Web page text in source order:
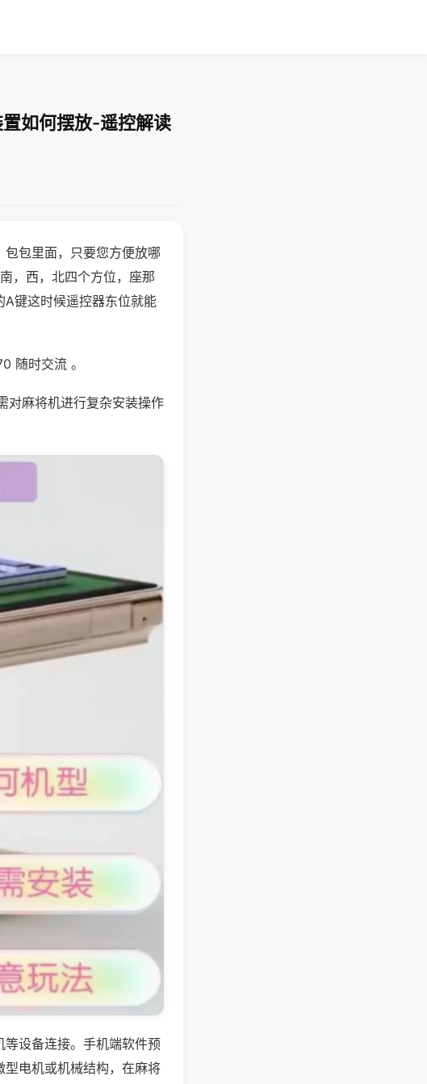
如何摆放-遥控解读
包里面，只要您方便放哪
，西，北四个方位，座那
键这时候遥控器东位就能
随时交流 。
对麻将机进行复杂安装操作
设备连接。手机端软件预
电机或机械结构，在麻将